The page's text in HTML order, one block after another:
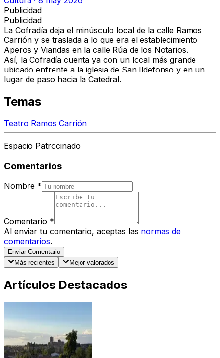
Publicidad
Publicidad
La Cofradía deja el minúsculo local de la calle Ramos
Carrión y se traslada a lo que era el establecimiento
Aperos y Viandas en la calle Rúa de los Notarios.
Así, la Cofradía cuenta ya con un local más grande
ubicado enfrente a la iglesia de San Ildefonso y en un
lugar de paso hacia la Catedral.
Temas
Teatro Ramos Carrión
Espacio Patrocinado
Comentarios
Nombre *
Comentario *
Al enviar tu comentario, aceptas las normas de
comentarios.
Enviar Comentario
Más recientes
Mejor valorados
Artículos Destacados